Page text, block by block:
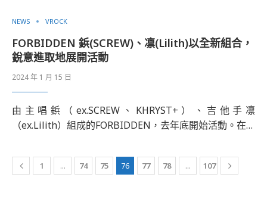
NEWS VROCK
FORBIDDEN 鋲(SCREW)、凛(Lilith)以全新組合，
銳意進取地展開活動
2024 年 1 月 15 日
由主唱鋲（ex.SCREW、KHRYST+）、吉他手凛
（ex.Lilith）組成的FORBIDDEN，去年底開始活動。在…
1 ... 74 75 76 77 78 ... 107